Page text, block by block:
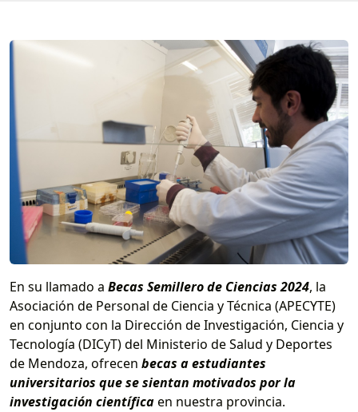
En su llamado a Becas Semillero de Ciencias 2024, la
Asociación de Personal de Ciencia y Técnica (APECYTE)
en conjunto con la Dirección de Investigación, Ciencia y
Tecnología (DICyT) del Ministerio de Salud y Deportes
de Mendoza, ofrecen becas a estudiantes
universitarios que se sientan motivados por la
investigación científicaen nuestra provincia.